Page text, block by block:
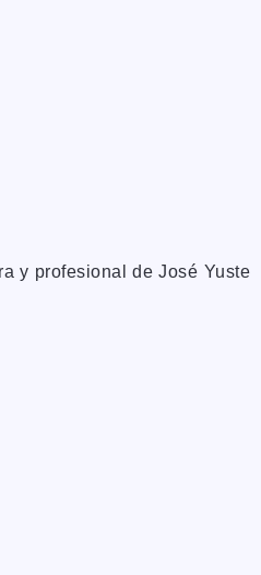
y profesional de José Yuste